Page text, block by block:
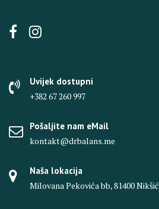
Uvijek dostupni
+382 67 260 997
Pošaljite nam eMail
kontakt@drbalans.me
Naša lokacija
Milovana Pekovića bb, 81400 Nikšić